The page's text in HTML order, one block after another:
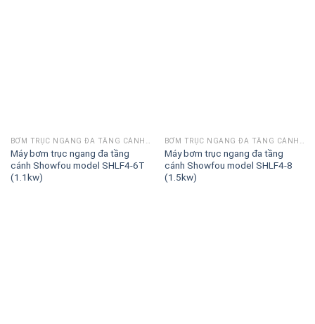
Máy bơm trục ngang đa tầng
cánh Showfou model SHLF4-6T
(1.1kw)
Máy bơm trục ngang đa tầng
cánh Showfou model SHLF4-8
(1.5kw)